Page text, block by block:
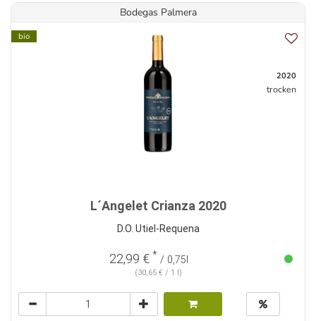
Bodegas Palmera
bio
2020
trocken
L´Angelet Crianza 2020
D.O. Utiel-Requena
22,99 € * / 0,75l
(30,65 € / 1 l)